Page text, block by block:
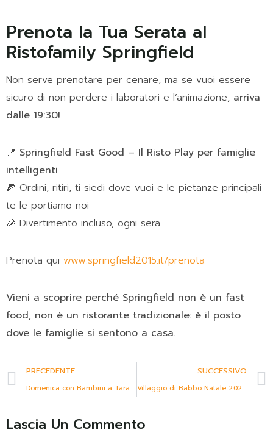
Prenota la Tua Serata al
Ristofamily Springfield
Non serve prenotare per cenare, ma se vuoi essere
sicuro di non perdere i laboratori e l’animazione, arriva
dalle 19:30!
📍 Springfield Fast Good – Il Risto Play per famiglie
intelligenti
🍕 Ordini, ritiri, ti siedi dove vuoi e le pietanze principali
te le portiamo noi
🎉 Divertimento incluso, ogni sera
Prenota qui www.springfield2015.it/prenota
Vieni a scoprire perché Springfield non è un fast
food, non è un ristorante tradizionale: è il posto
dove le famiglie si sentono a casa.
PRECEDENTE
Domenica con Bambini a Taranto: Festa Pirata con Jack Sparrow | 2 Novembre Springfield 2015
SUCCESSIVO
Villaggio di Babbo Natale 2025 con Pista di Ghiaccio | Springfield Fast Good
Lascia Un Commento